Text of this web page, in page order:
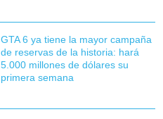
GTA 6 ya tiene la mayor campaña
de reservas de la historia: hará
5.000 millones de dólares su
primera semana